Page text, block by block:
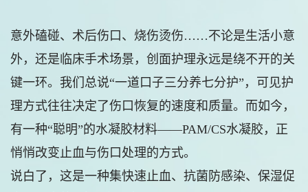
意外磕碰、术后伤口、烧伤烫伤……不论是生活小意
外，还是临床手术场景，创面护理永远是绕不开的关
键一环。我们总说“一道口子三分养七分护”，可见护
理方式往往决定了伤口恢复的速度和质量。而如今，
有一种“聪明”的水凝胶材料——PAM/CS水凝胶，正
悄悄改变止血与伤口处理的方式。
说白了，这是一种集快速止血、抗菌防感染、保湿促